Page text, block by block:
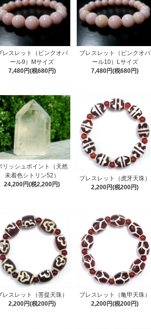
レスレット（ピンクオパ
ール9）Mサイズ
7,480円(税680円)
ブレスレット（ピンクオパ
ール10）Lサイズ
7,480円(税680円)
リッシュポイント（天然
未着色シトリン52）
24,200円(税2,200円)
ブレスレット（虎牙天珠）
2,200円(税200円)
レスレット（菩提天珠）
2,200円(税200円)
ブレスレット（亀甲天珠）
2,200円(税200円)